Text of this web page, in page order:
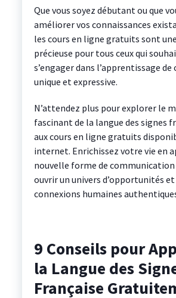
Que vous soyez débutant ou que
améliorer vos connaissances
les cours en ligne gratuits sont
précieuse pour tous ceux qui
s’engager dans l’apprentissage
unique et expressive.
N’attendez plus pour explorer le
fascinant de la langue des signes
aux cours en ligne gratuits
internet. Enrichissez votre vie en
nouvelle forme de
ouvrir un univers d’opportunités et
connexions humaines
9 Conseils pour
la Langue des
Française